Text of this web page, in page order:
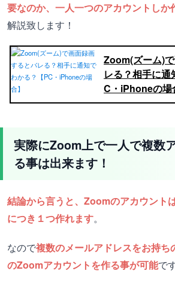
要なのか、一人一つのアカウントしか
解説致します！
Zoom(ズーム)
レる？相手に
C・iPhoneの場
実際にZoom上で一人で複数
る事は出来ます！
結論から言うと、Zoomのアカウント
につき１つ作れます。
なので複数のメールアドレスをお持ち
のZoomアカウントを作る事が可能で